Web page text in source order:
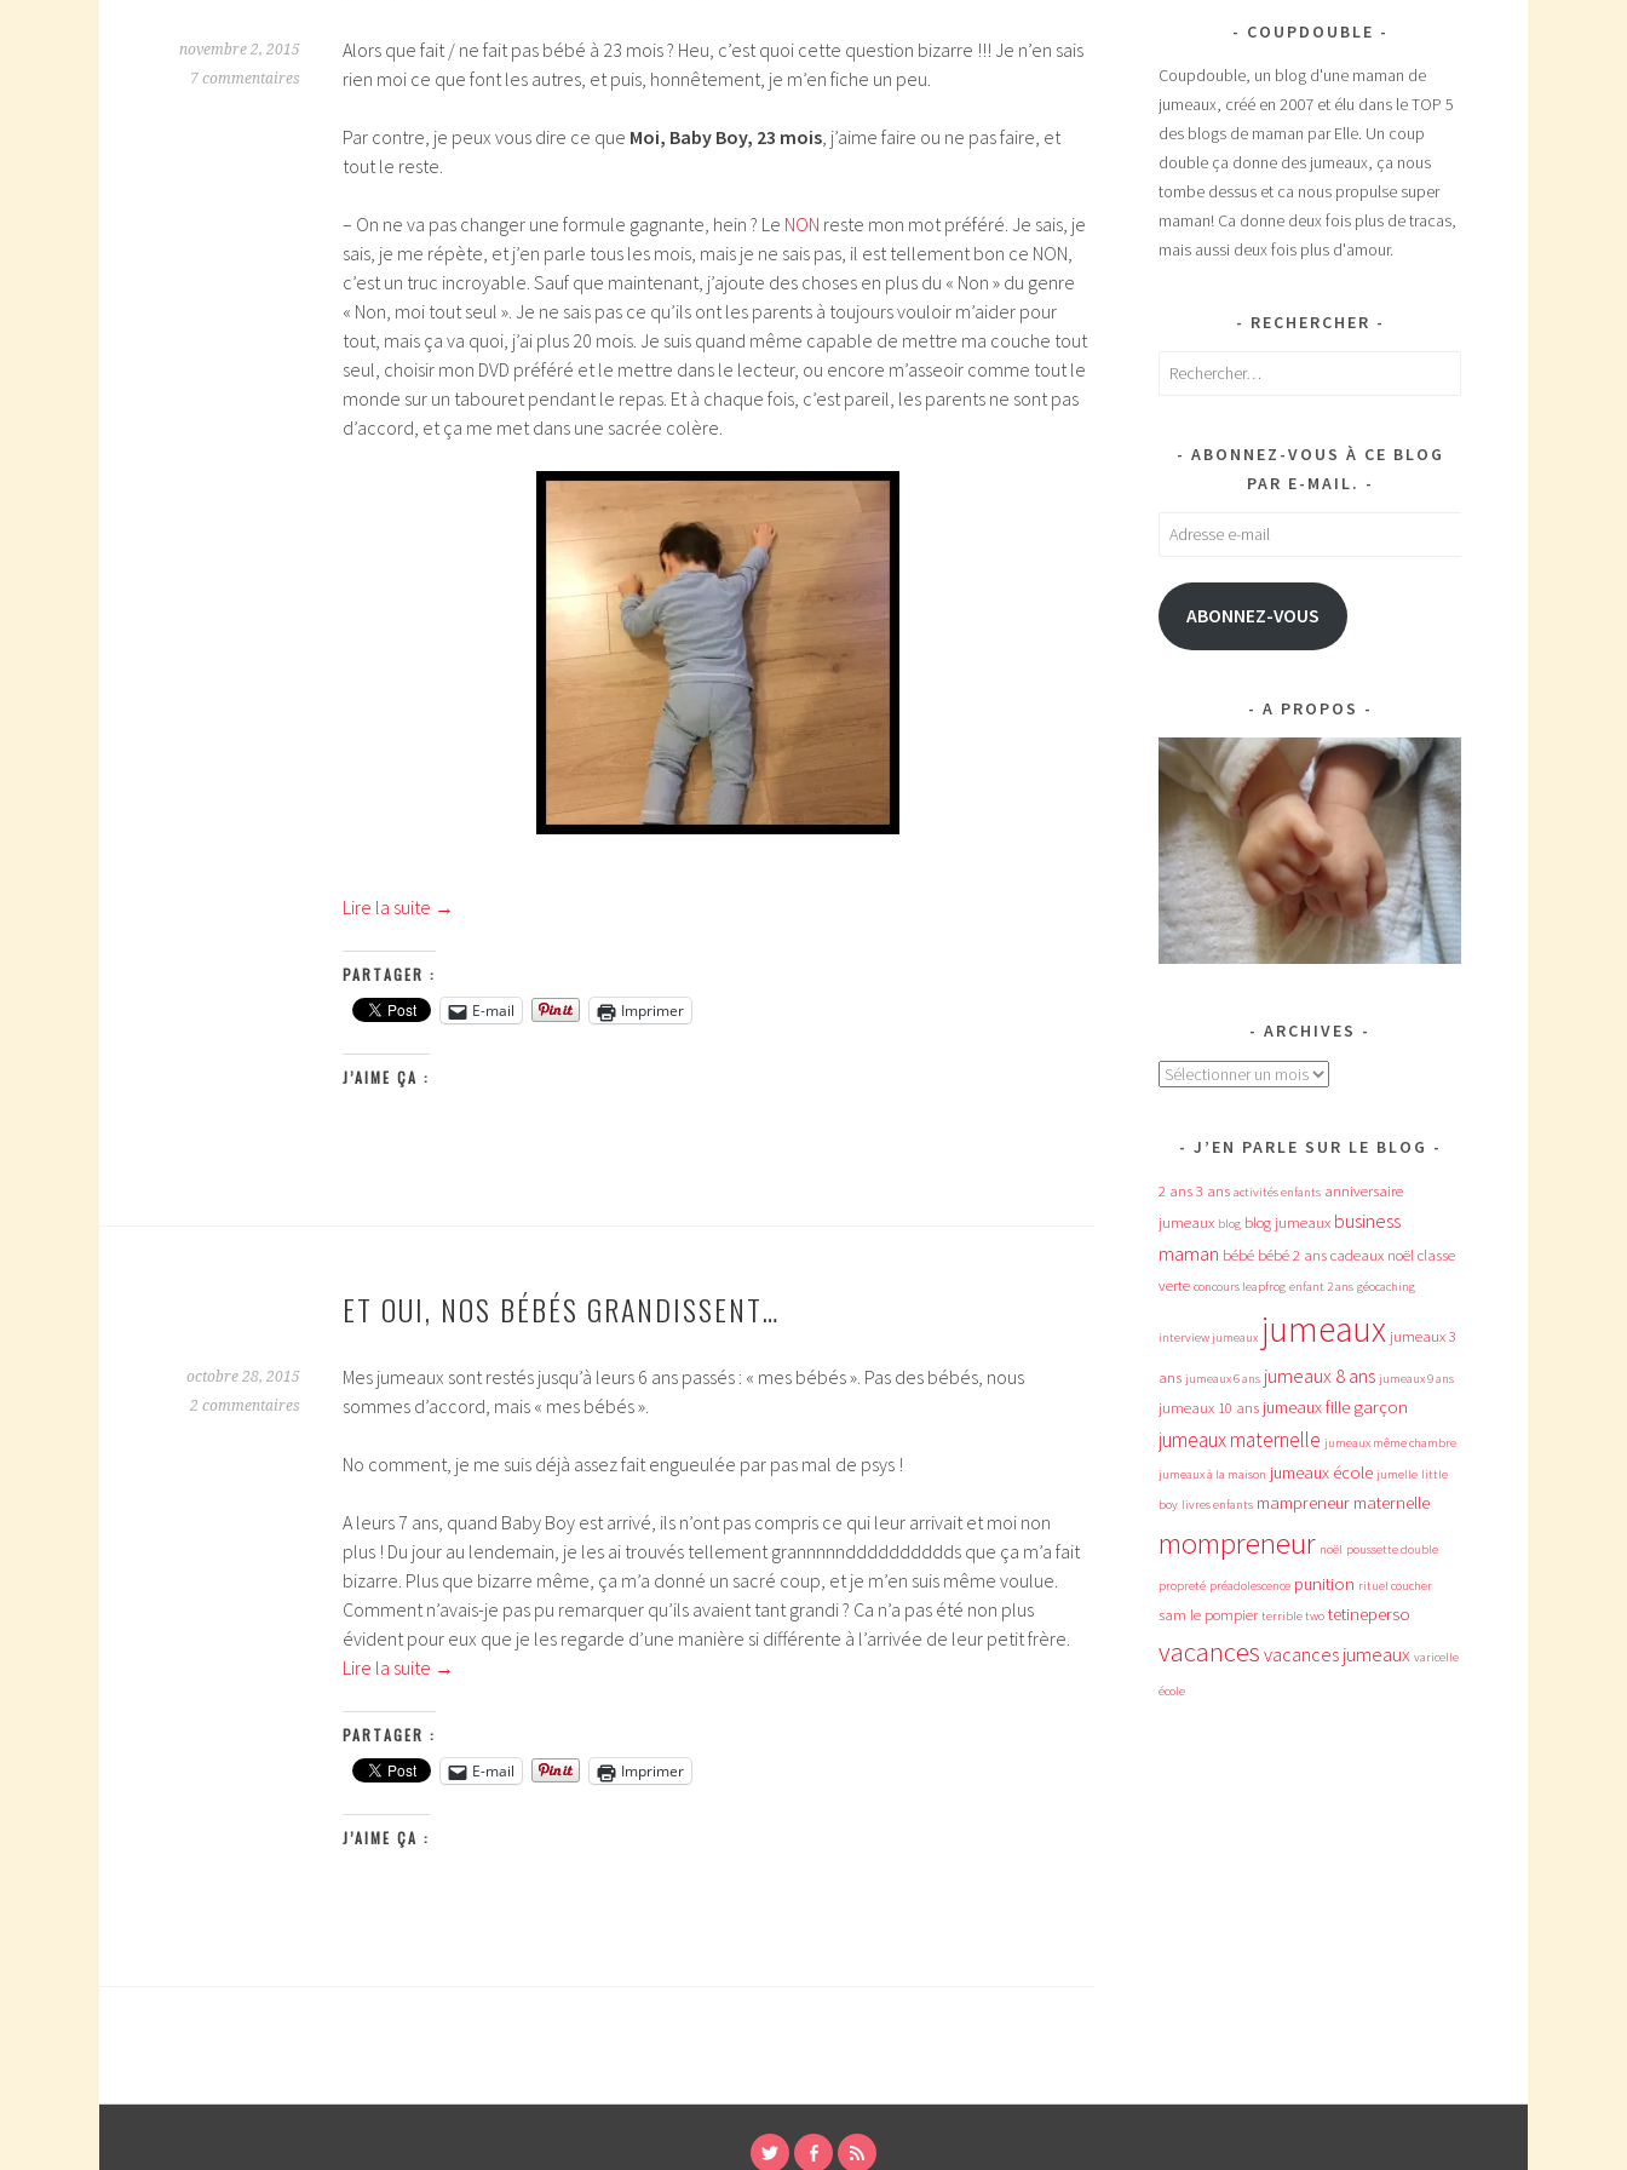
novembre 2, 2015
7 commentaires
Alors que fait / ne fait pas bébé à 23 mois ? Heu, c’est quoi cette question bizarre !!! Je n’en sais
rien moi ce que font les autres, et puis, honnêtement, je m’en fiche un peu.
Par contre, je peux vous dire ce que Moi, Baby Boy, 23 mois, j’aime faire ou ne pas faire, et
tout le reste.
– On ne va pas changer une formule gagnante, hein ? Le NON reste mon mot préféré. Je sais, je
sais, je me répète, et j’en parle tous les mois, mais je ne sais pas, il est tellement bon ce NON,
c’est un truc incroyable. Sauf que maintenant, j’ajoute des choses en plus du « Non » du genre
« Non, moi tout seul ». Je ne sais pas ce qu’ils ont les parents à toujours vouloir m’aider pour
tout, mais ça va quoi, j’ai plus 20 mois. Je suis quand même capable de mettre ma couche tout
seul, choisir mon DVD préféré et le mettre dans le lecteur, ou encore m’asseoir comme tout le
monde sur un tabouret pendant le repas. Et à chaque fois, c’est pareil, les parents ne sont pas
d’accord, et ça me met dans une sacrée colère.
Lire la suite →
PARTAGER :
E-mail
Imprimer
J’AIME ÇA :
ET OUI, NOS BÉBÉS GRANDISSENT…
octobre 28, 2015
2 commentaires
Mes jumeaux sont restés jusqu’à leurs 6 ans passés : « mes bébés ». Pas des bébés, nous
sommes d’accord, mais « mes bébés ».
No comment, je me suis déjà assez fait engueulée par pas mal de psys !
A leurs 7 ans, quand Baby Boy est arrivé, ils n’ont pas compris ce qui leur arrivait et moi non
plus ! Du jour au lendemain, je les ai trouvés tellement grannnnndddddddddds que ça m’a fait
bizarre. Plus que bizarre même, ça m’a donné un sacré coup, et je m’en suis même voulue.
Comment n’avais-je pas pu remarquer qu’ils avaient tant grandi ? Ca n’a pas été non plus
évident pour eux que je les regarde d’une manière si différente à l’arrivée de leur petit frère.
Lire la suite →
PARTAGER :
E-mail
Imprimer
J’AIME ÇA :
COUPDOUBLE
Coupdouble, un blog d'une maman de
jumeaux, créé en 2007 et élu dans le TOP 5
des blogs de maman par Elle. Un coup
double ça donne des jumeaux, ça nous
tombe dessus et ca nous propulse super
maman! Ca donne deux fois plus de tracas,
mais aussi deux fois plus d'amour.
RECHERCHER
Rechercher :
ABONNEZ-VOUS À CE BLOG
PAR E-MAIL.
Adresse
mail
ABONNEZ-VOUS
A PROPOS
ARCHIVES
Archives
J’EN PARLE SUR LE BLOG
2 ans3 ans activités enfants anniversaire
jumeaux blog blog jumeaux business
maman bébé bébé 2 anscadeaux noëlclasse
verte concours leapfrog enfant 2 ans géocaching
interview jumeaux jumeaux jumeaux 3
ans jumeaux 6 ans jumeaux 8 ans jumeaux 9 ans
jumeaux 10 ans jumeaux fille garçon
jumeaux maternelle jumeaux même chambre
jumeaux à la maison jumeaux école jumelle little
boy livres enfants mampreneur maternelle
mompreneur noël poussette double
propreté préadolescence punition rituel coucher
sam le pompier terrible two tetineperso
vacances vacances jumeaux varicelle
école